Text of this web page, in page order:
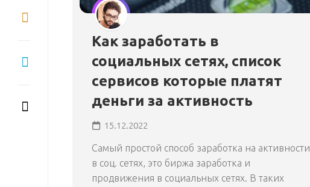
Как заработать в
социальных сетях, список
сервисов которые платят
деньги за активность
15.12.2022
Самый простой способ заработка на активности
в соц. сетях, это биржа заработка и
продвижения в социальных сетях. В таких